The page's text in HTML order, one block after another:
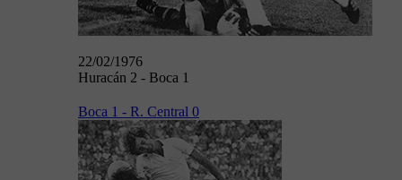
22/02/1976
Huracán 2 - Boca 1
Boca 1 - R. Central 0